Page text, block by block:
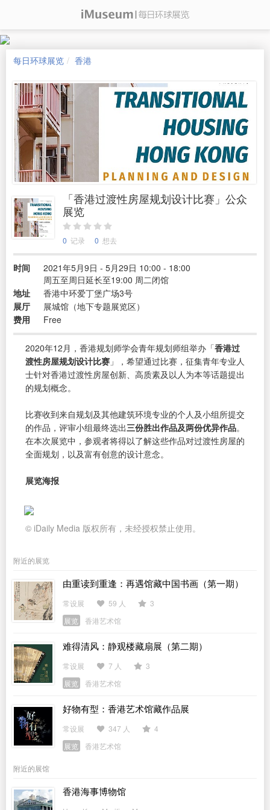
每日环球展览 香港
「香港过渡性房屋规划设计比赛」公众
展览
0 记录 0 想去
时间
2021年5月9日 - 5月29日 10:00 - 18:00
周五至周日延长至19:00 周二闭馆
地址
香港中环爱丁堡广场3号
展厅
展城馆（地下专题展览区）
费用
Free
2020年12月，香港规划师学会青年规划师组举办「香港过
渡性房屋规划设计比赛 」，希望通过比赛，征集青年专业人
士针对香港过渡性房屋创新、高质素及以人为本等话题提出
的规划概念。
比赛收到来自规划及其他建筑环境专业的个人及小组所提交
的作品，评审小组最终选出三份胜出作品及两份优异作品。
在本次展览中，参观者将得以了解这些作品对过渡性房屋的
全面规划，以及富有创意的设计意念。
展览海报
© iDaily Media 版权所有，未经授权禁止使用。
附近的展览
由重读到重逢：再遇馆藏中国书画（第一期）
常设展 59 人
3
展览
香港艺术馆
难得清风：静观楼藏扇展（第二期）
常设展 7 人
3
展览
香港艺术馆
好物有型：香港艺术馆藏作品展
常设展 347 人
4
展览
香港艺术馆
附近的展馆
香港海事博物馆